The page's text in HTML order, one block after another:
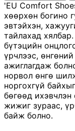
'EU Comfort
хөөрхөн богино
эвтэйхэн,
тайлахад
бүтэцийн
үрчлээс,
ажиглагдаж
норвол өнгө
норгохгүй
бөгөөд
жижиг зураас,
байж болно.